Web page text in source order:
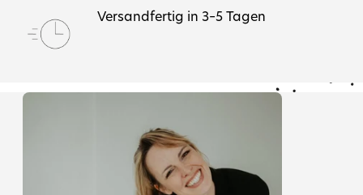
Versandfertig in 3–5 Tagen